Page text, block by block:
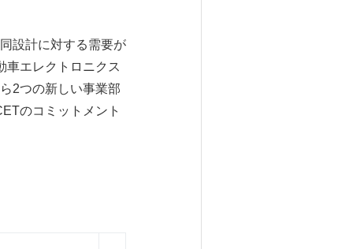
設計に対する需要が
車エレクトロニクス
2つの新しい事業部
のコミットメント